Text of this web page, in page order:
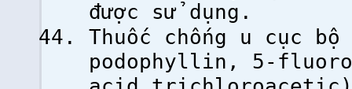
được sử dụng.
Thuốc chống u cục
podophyllin, 5-